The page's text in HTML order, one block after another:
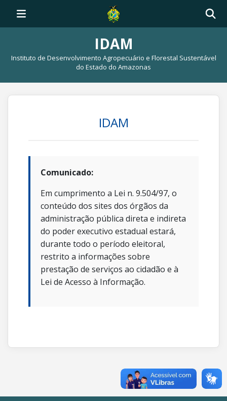
IDAM
Instituto de Desenvolvimento Agropecuário e Florestal Sustentável
do Estado do Amazonas
IDAM
Comunicado:
Em cumprimento a Lei n. 9.504/97, o
conteúdo dos sites dos órgãos da
administração pública direta e indireta
do poder executivo estadual estará,
durante todo o período eleitoral,
restrito a informações sobre
prestação de serviços ao cidadão e à
Lei de Acesso à Informação.